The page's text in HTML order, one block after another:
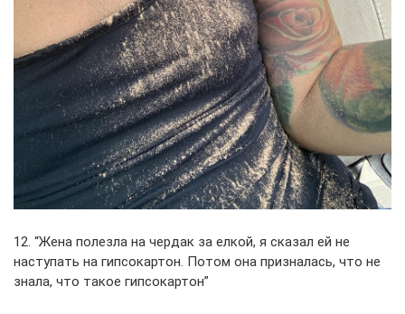
12. “Жена полезла на чердак за елкой, я сказал ей не
наступать на гипсокартон. Потом она призналась, что не
знала, что такое гипсокартон”